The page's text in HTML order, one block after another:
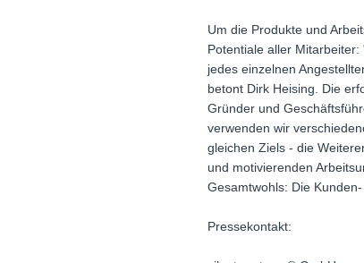
Um die Produkte und
Potentiale aller
jedes einzelnen
betont Dirk Heising. Die
Gründer und
verwenden wir
gleichen Ziels - die
und motivierenden
Gesamtwohls: Die
Pressekontakt: